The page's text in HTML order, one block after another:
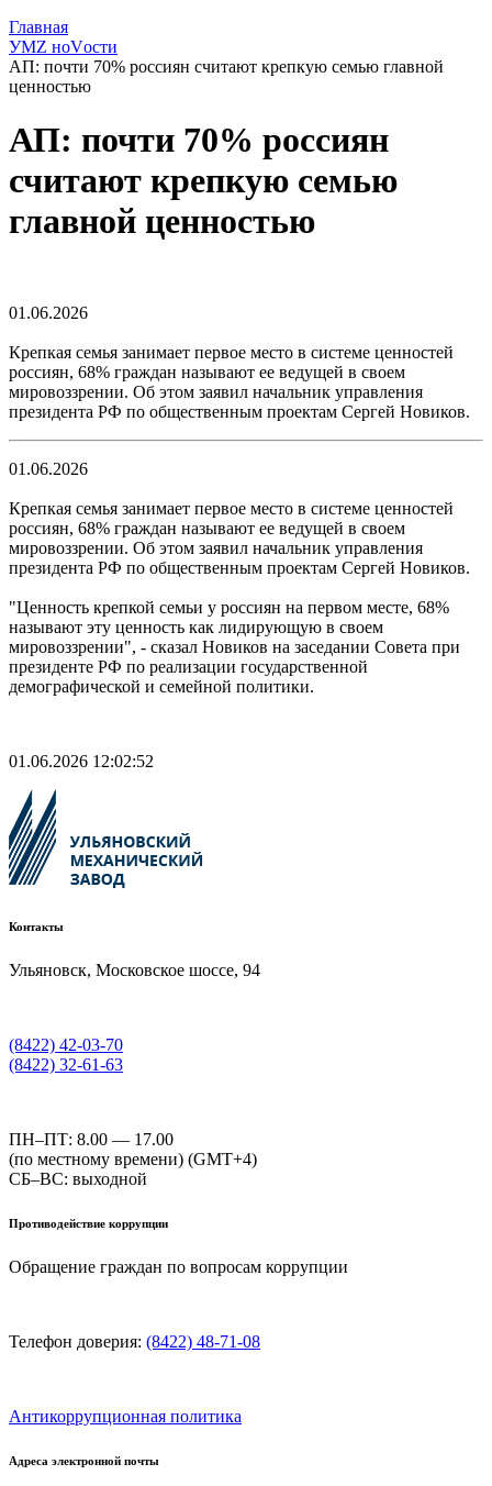
Главная
УМZ ноVости
АП: почти 70% россиян считают крепкую семью главной
ценностью
АП: почти 70% россиян
считают крепкую семью
главной ценностью
01.06.2026
Крепкая семья занимает первое место в системе ценностей
россиян, 68% граждан называют ее ведущей в своем
мировоззрении. Об этом заявил начальник управления
президента РФ по общественным проектам Сергей Новиков.
01.06.2026
Крепкая семья занимает первое место в системе ценностей
россиян, 68% граждан называют ее ведущей в своем
мировоззрении. Об этом заявил начальник управления
президента РФ по общественным проектам Сергей Новиков.
"Ценность крепкой семьи у россиян на первом месте, 68%
называют эту ценность как лидирующую в своем
мировоззрении", - сказал Новиков на заседании Совета при
президенте РФ по реализации государственной
демографической и семейной политики.
01.06.2026 12:02:52
Контакты
Ульяновск, Московское шоссе, 94
(8422) 42-03-70
(8422) 32-61-63
ПН–ПТ: 8.00 — 17.00
(по местному времени) (GMT+4)
СБ–ВС: выходной
Противодействие коррупции
Обращение граждан по вопросам коррупции
Телефон доверия: (8422) 48-71-08
Антикоррупционная политика
Адреса электронной почты